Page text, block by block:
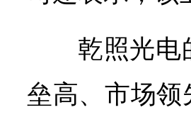
乾照光电
垒高、市场